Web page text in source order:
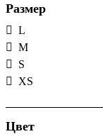
Размер
L
M
S
XS
Цвет